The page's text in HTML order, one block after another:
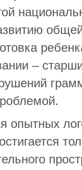
–
опытных